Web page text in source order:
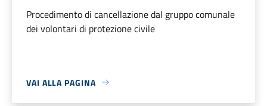
Procedimento di cancellazione dal gruppo comunale
dei volontari di protezione civile
VAI ALLA PAGINA